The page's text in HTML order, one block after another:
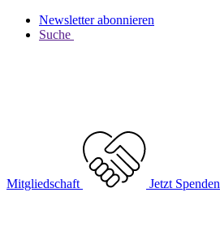
Newsletter abonnieren
Suche
Mitgliedschaft Jetzt Spenden